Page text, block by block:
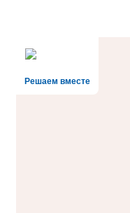
Решаем вместе